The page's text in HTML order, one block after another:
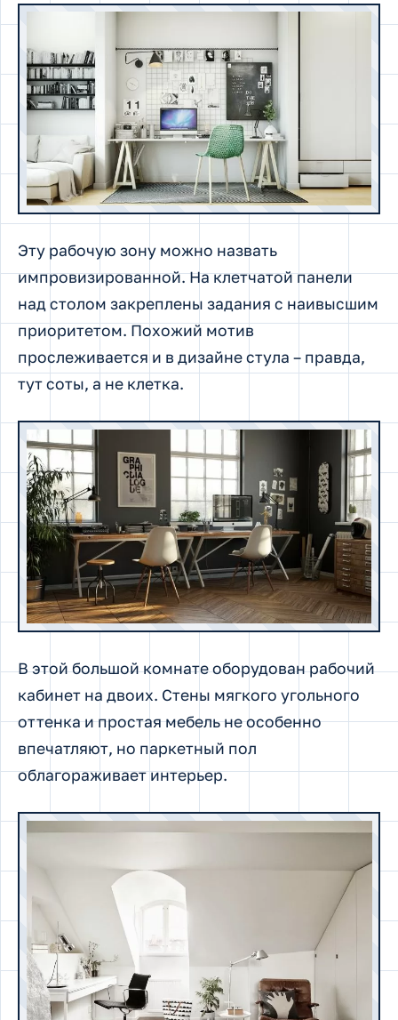
Эту рабочую зону можно назвать
импровизированной. На клетчатой панели
над столом закреплены задания с наивысшим
приоритетом. Похожий мотив
прослеживается и в дизайне стула – правда,
тут соты, а не клетка.
В этой большой комнате оборудован рабочий
кабинет на двоих. Стены мягкого угольного
оттенка и простая мебель не особенно
впечатляют, но паркетный пол
облагораживает интерьер.